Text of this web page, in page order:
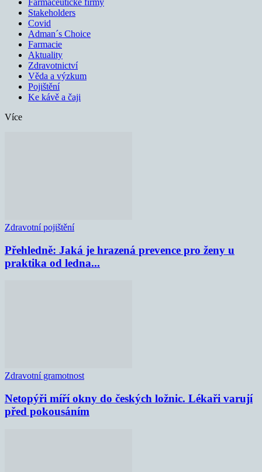
Stakeholders
Covid
Adman´s Choice
Farmacie
Aktuality
Zdravotnictví
Věda a výzkum
Pojištění
Ke kávě a čaji
Více
Zdravotní pojištění
Přehledně: Jaká je hrazená prevence pro ženy u
praktika od ledna...
Zdravotní gramotnost
Netopýři míří okny do českých ložnic. Lékaři varují
před pokousáním